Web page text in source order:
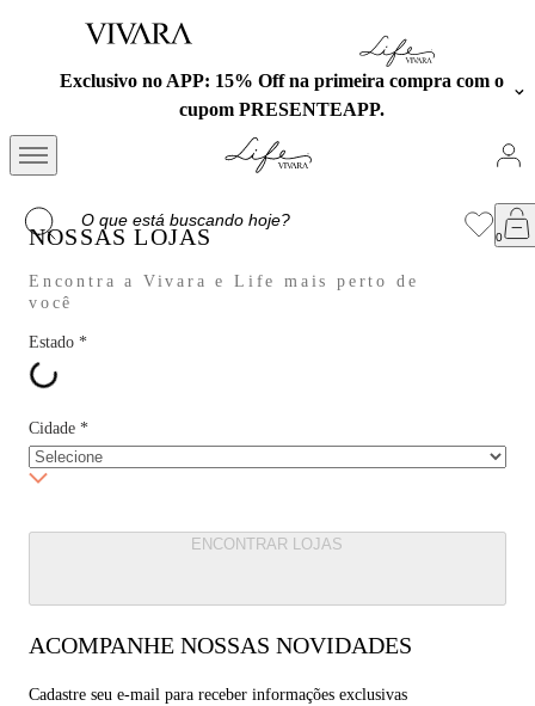
Exclusivo no APP: 15% Off na primeira compra com o
cupom PRESENTEAPP.
NOSSAS LOJAS
Encontra a Vivara e Life mais perto de
você
Estado *
Cidade *
ENCONTRAR LOJAS
ACOMPANHE NOSSAS NOVIDADES
Cadastre seu e-mail para receber informações exclusivas